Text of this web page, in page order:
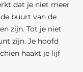
dat je niet meer
buurt van de
zijn. Tot je niet
zijn. Je hoofd
haakt je lijf